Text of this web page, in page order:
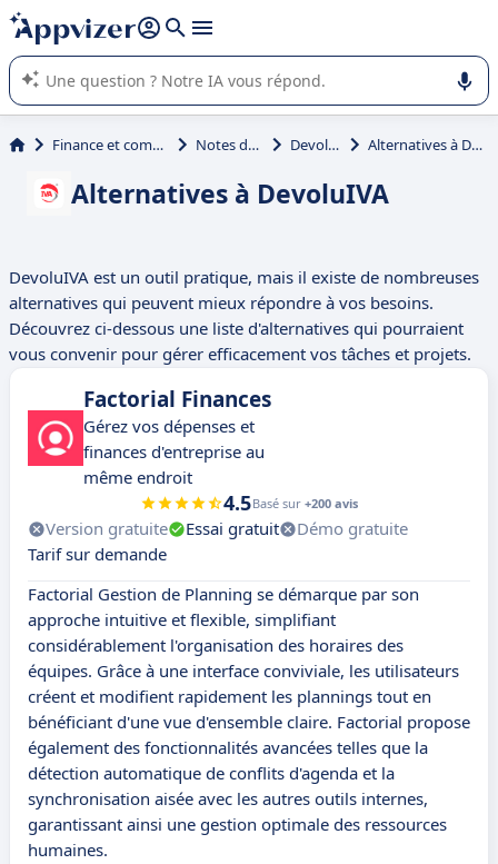
répondre (plusieurs lignes avec
L'IA de Appvizer vous guide dans l'utilisation ou la sélection de
logiciel SaaS en entreprise.
Finance et comptabilité Notes de frais DevoluIVA Alternatives à DevoluIVA
Alternatives à DevoluIVA
DevoluIVA est un outil pratique, mais il existe de nombreuses
alternatives qui peuvent mieux répondre à vos besoins.
Découvrez ci-dessous une liste d'alternatives qui pourraient
vous convenir pour gérer efficacement vos tâches et projets.
Factorial Finances
Gérez vos dépenses et
finances d'entreprise au
même endroit
4.5Basé sur +200 avis
Version gratuite Essai gratuit
Démo gratuite
Tarif sur demande
Factorial Gestion de Planning se démarque par son
approche intuitive et flexible, simplifiant
considérablement l'organisation des horaires des
équipes. Grâce à une interface conviviale, les utilisateurs
créent et modifient rapidement les plannings tout en
bénéficiant d'une vue d'ensemble claire. Factorial propose
également des fonctionnalités avancées telles que la
détection automatique de conflits d'agenda et la
synchronisation aisée avec les autres outils internes,
garantissant ainsi une gestion optimale des ressources
humaines.